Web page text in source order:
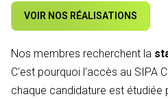
VOIR NOS RÉALISATIONS
Nos membres recherchent la
C'est pourquoi l'accès au SIPA
chaque candidature est étudiée